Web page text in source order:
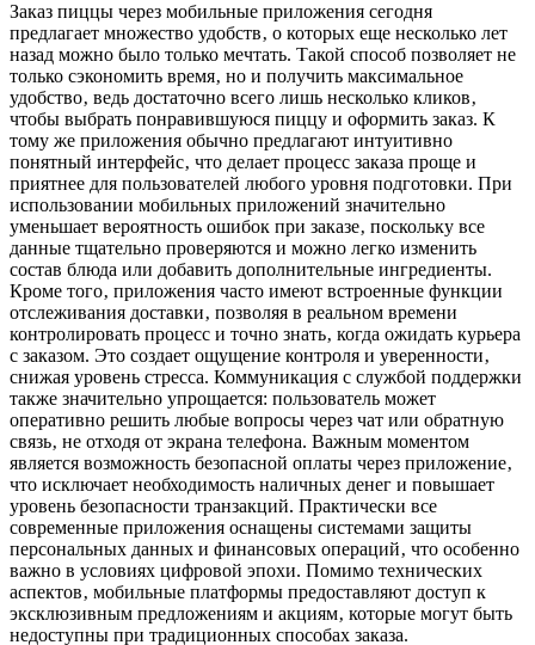
Заказ пиццы через мобильные приложения сегодня
предлагает множество удобств‚ о которых еще несколько лет
назад можно было только мечтать. Такой способ позволяет не
только сэкономить время‚ но и получить максимальное
удобство‚ ведь достаточно всего лишь несколько кликов‚
чтобы выбрать понравившуюся пиццу и оформить заказ. К
тому же приложения обычно предлагают интуитивно
понятный интерфейс‚ что делает процесс заказа проще и
приятнее для пользователей любого уровня подготовки. При
использовании мобильных приложений значительно
уменьшает вероятность ошибок при заказе‚ поскольку все
данные тщательно проверяются и можно легко изменить
состав блюда или добавить дополнительные ингредиенты.
Кроме того‚ приложения часто имеют встроенные функции
отслеживания доставки‚ позволяя в реальном времени
контролировать процесс и точно знать‚ когда ожидать курьера
с заказом. Это создает ощущение контроля и уверенности‚
снижая уровень стресса. Коммуникация с службой поддержки
также значительно упрощается: пользователь может
оперативно решить любые вопросы через чат или обратную
связь‚ не отходя от экрана телефона. Важным моментом
является возможность безопасной оплаты через приложение‚
что исключает необходимость наличных денег и повышает
уровень безопасности транзакций. Практически все
современные приложения оснащены системами защиты
персональных данных и финансовых операций‚ что особенно
важно в условиях цифровой эпохи. Помимо технических
аспектов‚ мобильные платформы предоставляют доступ к
эксклюзивным предложениям и акциям‚ которые могут быть
недоступны при традиционных способах заказа.